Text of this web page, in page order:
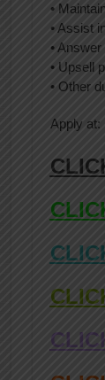
•
• Assist
•
• Upsell
• Other
Apply at: